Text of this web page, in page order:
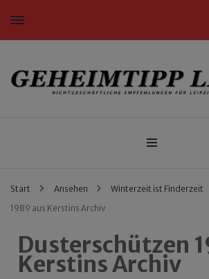
Nichtgeschäftliche Empfehlungen für Leipziger
Start Ansehen Winterzeit ist Finderzeit
1989 aus Kerstins Archiv
Dusterschützen
Kerstins Archiv